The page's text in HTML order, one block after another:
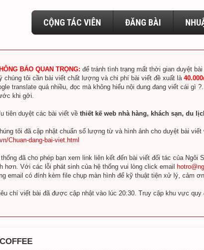
CỘNG TÁC VIÊN ĐĂNG BÀI
BÁO QUAN TRỌNG: để tránh tình trạng mất thời gian duyệt
chúng tôi cần bài viết chất lượng và chi phí bài viết đề xuất là
translate quá nhiều, đọc mà không hiểu nội dung đang viết cái
khi gởi.
tiên duyệt các bài viết về thiết kế web nhà hàng, khách sạn, du
tôi đã cập nhật chuẩn số lượng từ và hình ảnh cho duyệt bài
Chuan-dang-bai-viet.html
thống đã cho phép bạn xem link liên kết đến bài viết đối tác của
hơn. Với các lỗi phát sinh của hệ thống vui lòng click email
email có đính kèm file chụp màn hình để kỹ thuật tiện xử lý, cảm
chí viết bài đã được cập nhật vào lúc 20:30. Truy cập khu vực quy